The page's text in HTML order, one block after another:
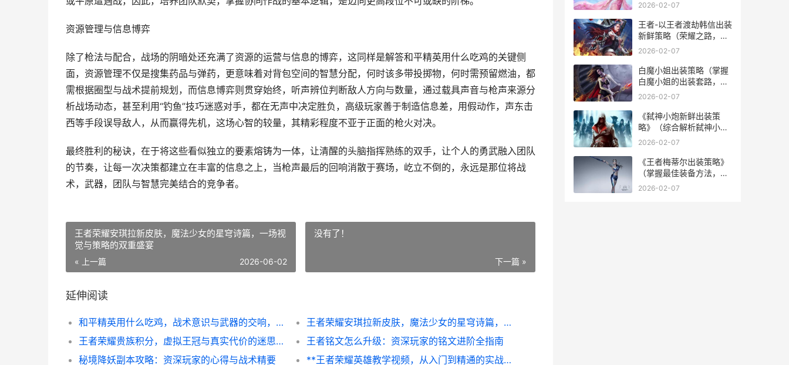
资源管理与信息博弈
除了枪法与配合，战场的阴暗处还充满了资源的运营与信息的博弈，这同样是解答和平精英用什么吃鸡的关键侧
面，资源管理不仅是搜集药品与弹药，更意味着对背包空间的智慧分配，何时该多带投掷物，何时需预留燃油，都
需根据圈型与战术提前规划，而信息博弈则贯穿始终，听声辨位判断敌人方向与数量，通过载具声音与枪声来源分
析战场动态，甚至利用“钓鱼”技巧迷惑对手，都在无声中决定胜负，高级玩家善于制造信息差，用假动作，声东击
西等手段误导敌人，从而赢得先机，这场心智的较量，其精彩程度不亚于正面的枪火对决。
最终胜利的秘诀，在于将这些看似独立的要素熔铸为一体，让清醒的头脑指挥熟练的双手，让个人的勇武融入团队
的节奏，让每一次决策都建立在丰富的信息之上，当枪声最后的回响消散于赛场，屹立不倒的，永远是那位将战
术，武器，团队与智慧完美结合的竞争者。
王者荣耀安琪拉新皮肤，魔法少女的星穹诗篇，一场视
觉与策略的双重盛宴
« 上一篇 2026-06-02
没有了！
下一篇 »
延伸阅读
和平精英用什么吃鸡，战术意识与武器的交响，副标题，探寻虚拟战场致胜的多元答案
王者荣耀安琪拉新皮肤，魔法少女的星穹诗篇，一场视觉与策略的双重盛宴
王者荣耀贵族积分，虚拟王冠与真实代价的迷思，副标题，荣耀与欲望交织的刻度
王者铭文怎么升级：资深玩家的铭文进阶全指南
秘境降妖副本攻略：资深玩家的心得与战术精要
**王者荣耀英雄教学视频，从入门到精通的实战指南，副标题，掌握细节方能主宰峡谷**
2026-02-07
王者-以王者渡劫韩信出装
新鲜策略（荣耀之路，战
无止境，征战王者谁和争
网站
2026-02-07
白魔小姐出装策略（掌握
白魔小姐的出装套路，成
为队伍中不可或缺的辅助
2026-02-07
《弑神小炮新鲜出装策
略》（综合解析弑神小炮
最佳装备选择和诀窍，带
神枪百度百科
2026-02-07
《王者梅蒂尔出装策略》
（掌握最佳装备方法，成
为无人能敌的梅蒂尔） 梅
2026-02-07